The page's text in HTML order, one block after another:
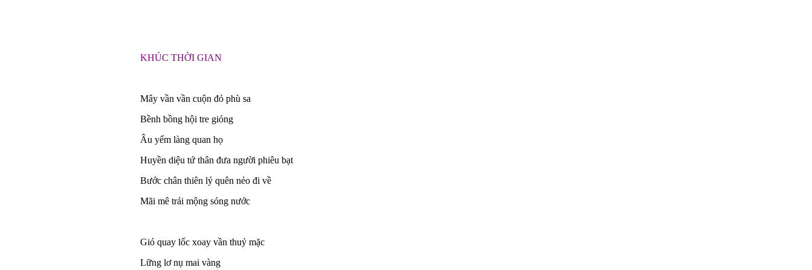
KHÚC THỜI GIAN
Mây vần vần cuộn đỏ phù sa
Bềnh bồng hội tre gióng
Âu yếm làng quan họ
Huyền diệu tứ thân đưa người phiêu bạt
Bước chân thiên lý quên nẻo đi về
Mãi mê trải mộng sóng nước
Gió quay lốc xoay vần thuỷ mặc
Lững lơ nụ mai vàng